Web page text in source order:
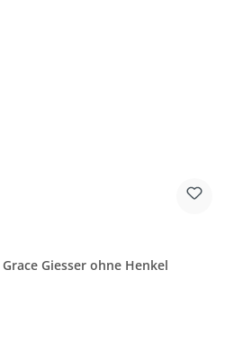
Giesser ohne Henkel